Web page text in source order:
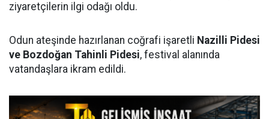
ziyaretçilerin ilgi odağı oldu.
Odun ateşinde hazırlanan coğrafi işaretli Nazilli Pidesi
ve Bozdoğan Tahinli Pidesi, festival alanında
vatandaşlara ikram edildi.